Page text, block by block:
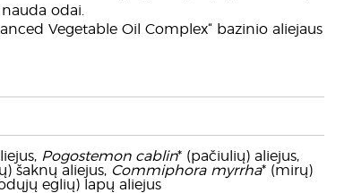
odai.
Vegetable Oil Complex“ bazinio aliejaus
Pogostemon cablin* (pačiulių) aliejus,
šaknų aliejus, Commiphora myrrha* (mirų)
eglių) lapų aliejus